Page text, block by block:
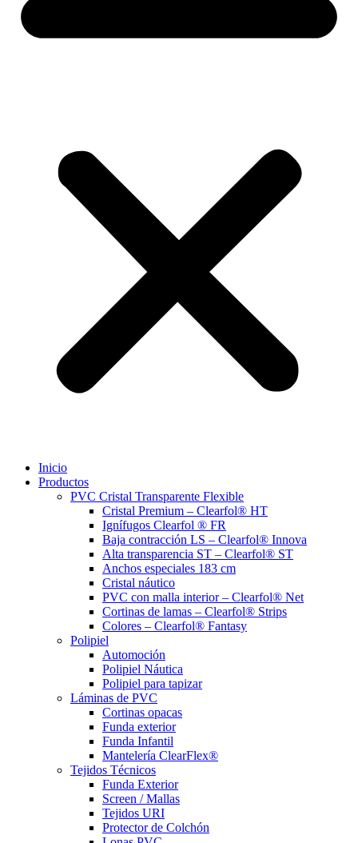
Inicio
Productos
PVC Cristal Transparente Flexible
Cristal Premium – Clearfol® HT
Ignífugos Clearfol ® FR
Baja contracción LS – Clearfol® Innova
Alta transparencia ST – Clearfol® ST
Anchos especiales 183 cm
Cristal náutico
PVC con malla interior – Clearfol® Net
Cortinas de lamas – Clearfol® Strips
Colores – Clearfol® Fantasy
Polipiel
Automoción
Polipiel Náutica
Polipiel para tapizar
Láminas de PVC
Cortinas opacas
Funda exterior
Funda Infantil
Mantelería ClearFlex®
Tejidos Técnicos
Funda Exterior
Screen / Mallas
Tejidos URI
Protector de Colchón